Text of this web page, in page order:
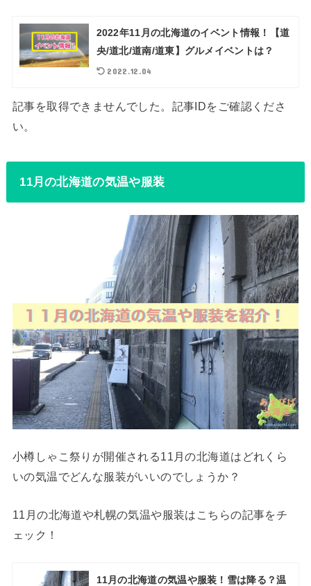
2022年11月の北海道のイベント情報！【道
央/道北/道南/道東】グルメイベントは？
2022.12.04
記事を取得できませんでした。記事IDをご確認くださ
い。
11月の北海道の気温や服装
小樽しゃこ祭りが開催される11月の北海道はどれくら
いの気温でどんな服装がいいのでしょうか？
11月の北海道や札幌の気温や服装はこちらの記事をチ
ェック！
11月の北海道の気温や服装！雪は降る？温